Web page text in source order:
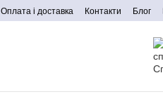
Оплата і доставка Контакти Блог